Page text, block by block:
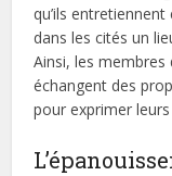
qu’ils
dans les cités un
Ainsi, les membres
échangent des
pour exprimer leurs